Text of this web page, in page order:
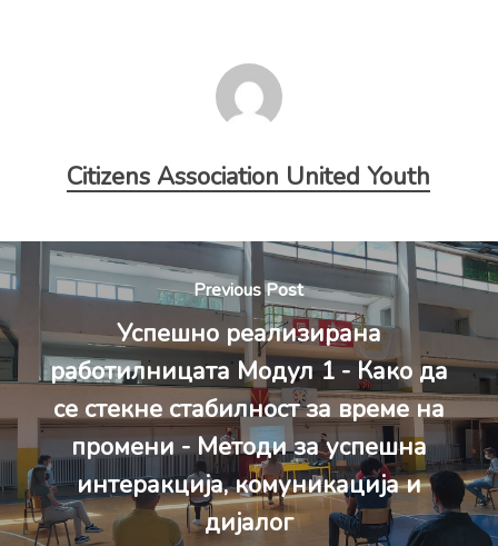
Citizens Association United Youth
Previous Post
Успешно реализирана
работилницата Модул 1 - Како да
се стекне стабилност за време на
промени - Методи за успешна
интеракција, комуникација и
дијалог